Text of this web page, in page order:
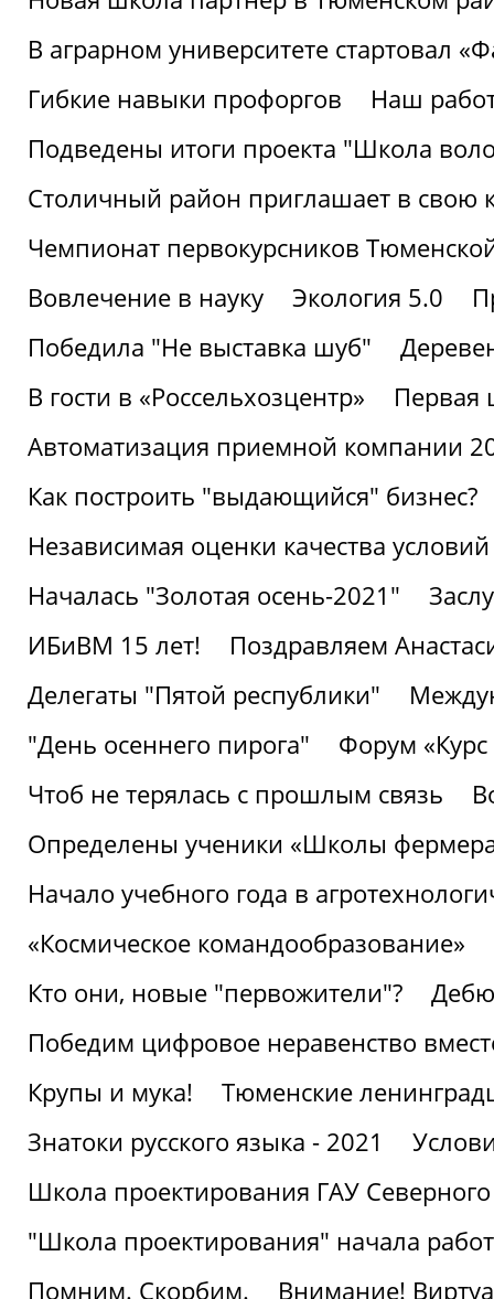
В аграрном университете стартовал
Гибкие навыки профоргов
Наш
Подведены итоги проекта "Школа
Столичный район приглашает в свою
Чемпионат первокурсников
Вовлечение в науку
Экология 5.0
Победила "Не выставка шуб"
В гости в «Россельхозцентр»
Первая
Автоматизация приемной компании
Как построить "выдающийся" бизнес?
Независимая оценки качества
Началась "Золотая осень-2021"
ИБиВМ 15 лет!
Поздравляем
Делегаты "Пятой республики"
"День осеннего пирога"
Форум «Курс
Чтоб не терялась с прошлым связь
Определены ученики «Школы
Начало учебного года в
«Космическое командообразование»
Кто они, новые "первожители"?
Победим цифровое неравенство
Крупы и мука!
Тюменские
Знатоки русского языка - 2021
Школа проектирования ГАУ
"Школа проектирования" начала
Помним. Скорбим.
Внимание!